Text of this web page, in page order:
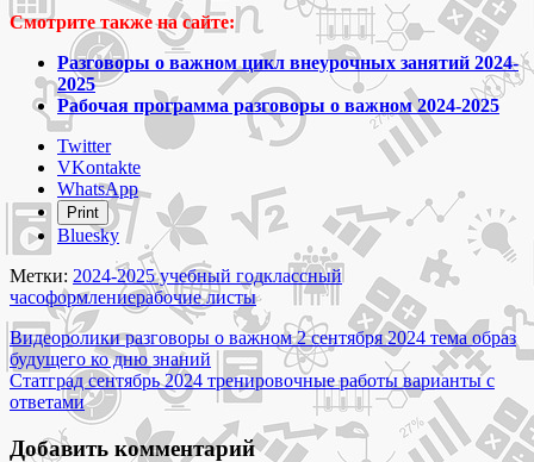
Смотрите также на сайте:
Разговоры о важном цикл внеурочных занятий 2024-
2025
Рабочая программа разговоры о важном 2024-2025
Share
post
"Рабочие
листы
разговоры
о
важном
2024-
2025
и
оформление
для
классного
часа"
Twitter
VKontakte
WhatsApp
Print
Bluesky
Метки: 2024-2025 учебный годклассный
часоформлениерабочие листы
Навигация
по
записям
Видеоролики разговоры о важном 2 сентября 2024 тема образ
будущего ко дню знаний
Статград сентябрь 2024 тренировочные работы варианты с
ответами
Добавить комментарий